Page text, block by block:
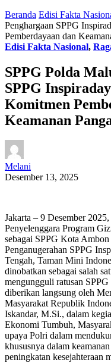
Beranda Edisi Fakta
Penghargaan SPPG
Pemberdayaan dan
Edisi Fakta Nasional,
SPPG Polda
SPPG
Komitmen
Keamanan
Melani
Desember 13, 2025
Jakarta – 9 Desember
Penyelenggara Program
sebagai SPPG Kota
Penganugerahan SPPG
Tengah, Taman Mini
dinobatkan sebagai salah
mengungguli ratusan
diberikan langsung oleh
Masyarakat Republik
Iskandar, M.Si., dalam
Ekonomi Tumbuh,
upaya Polri dalam
khususnya dalam
peningkatan kesejahteraan